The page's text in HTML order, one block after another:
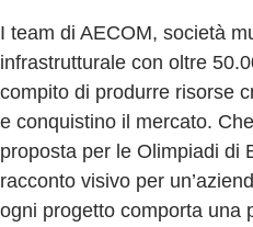
I team di AECOM, società
infrastrutturale con oltre
compito di produrre risorse
e conquistino il mercato.
proposta per le Olimpiadi di
racconto visivo per
ogni progetto comporta una